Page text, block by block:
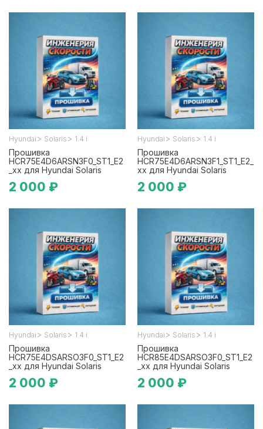
Hyundai > Solaris > 1.4 i
Прошивка
HCR75E4D6ARSN3F0_ST1_E2
_xx для Hyundai Solaris
2 000 ₽
Hyundai > Solaris > 1.4 i
Прошивка
HCR75E4D6ARSN3F1_ST1_E2_
xx для Hyundai Solaris
2 000 ₽
Hyundai > Solaris > 1.4 i
Прошивка
HCR75E4DSARSO3F0_ST1_E2
_xx для Hyundai Solaris
2 000 ₽
Hyundai > Solaris > 1.4 i
Прошивка
HCR85E4DSARSO3F0_ST1_E2
_xx для Hyundai Solaris
2 000 ₽